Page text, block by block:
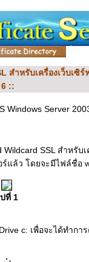
ำหรับเครื่องเว็บเซิ
::
Windows Server
SSL สำหรับ
แล้ว โดยจะมีไฟล์ชื่อ
ที่ 1
c: เพื่อจะได้ทำกา